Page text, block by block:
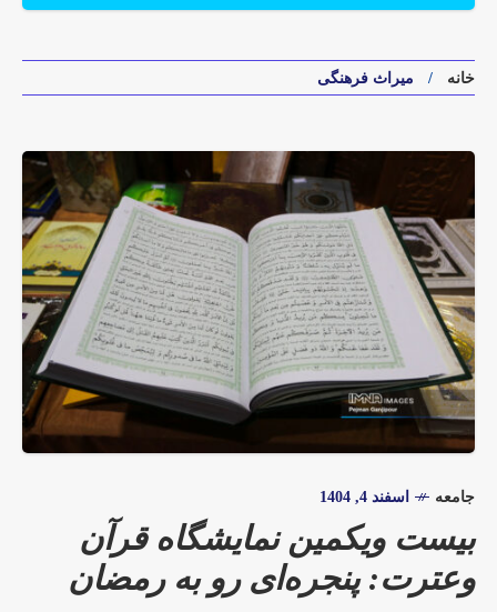
خانه میراث فرهنگی
جامعه اسفند 4, 1404
بیست ویکمین نمایشگاه قرآن
وعترت: پنجره‌ای رو به رمضان